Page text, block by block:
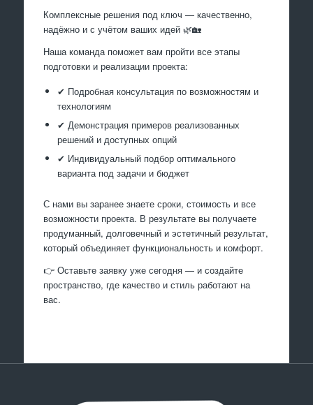
Комплексные решения под ключ — качественно,
надёжно и с учётом ваших идей 🌿🏡
Наша команда поможет вам пройти все этапы
подготовки и реализации проекта:
✔ Подробная консультация по возможностям и
технологиям
✔ Демонстрация примеров реализованных
решений и доступных опций
✔ Индивидуальный подбор оптимального
варианта под задачи и бюджет
С нами вы заранее знаете сроки, стоимость и все
возможности проекта. В результате вы получаете
продуманный, долговечный и эстетичный результат,
который объединяет функциональность и комфорт.
👉 Оставьте заявку уже сегодня — и создайте
пространство, где качество и стиль работают на
вас.